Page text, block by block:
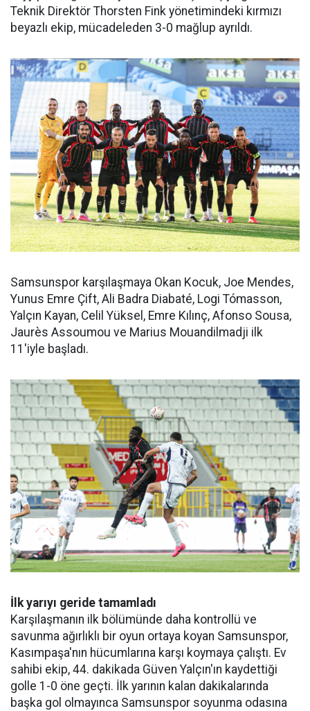
Teknik Direktör Thorsten Fink yönetimindeki kırmızı
beyazlı ekip, mücadeleden 3-0 mağlup ayrıldı.
Samsunspor karşılaşmaya Okan Kocuk, Joe Mendes,
Yunus Emre Çift, Ali Badra Diabaté, Logi Tómasson,
Yalçın Kayan, Celil Yüksel, Emre Kılınç, Afonso Sousa,
Jaurès Assoumou ve Marius Mouandilmadji ilk
11'iyle başladı.
İlk yarıyı geride tamamladı
Karşılaşmanın ilk bölümünde daha kontrollü ve
savunma ağırlıklı bir oyun ortaya koyan Samsunspor,
Kasımpaşa'nın hücumlarına karşı koymaya çalıştı. Ev
sahibi ekip, 44. dakikada Güven Yalçın'ın kaydettiği
golle 1-0 öne geçti. İlk yarının kalan dakikalarında
başka gol olmayınca Samsunspor soyunma odasına